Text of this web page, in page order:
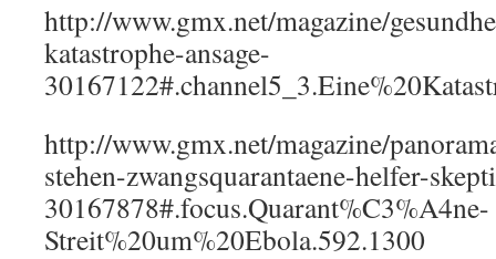
http://www.gmx.net/magazine/
katastrophe-ansage-
http://www.gmx.net/magazine/
stehen-zwangsquarantaene-helfer-
30167878#.focus.Quarant%C3%A4ne-
Streit%20um%20Ebola.592.1300